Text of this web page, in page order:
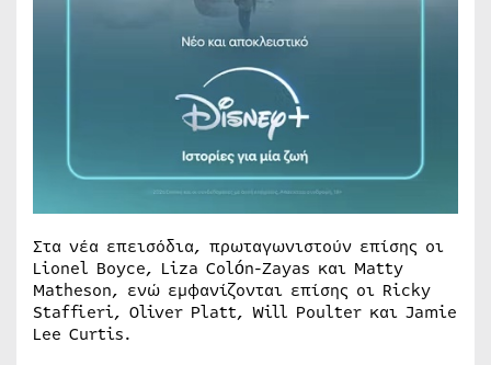
Στα νέα επεισόδια, πρωταγωνιστούν επίσης οι
Lionel Boyce, Liza Colón-Zayas και Matty
Matheson, ενώ εμφανίζονται επίσης οι Ricky
Staffieri, Oliver Platt, Will Poulter και Jamie
Lee Curtis.